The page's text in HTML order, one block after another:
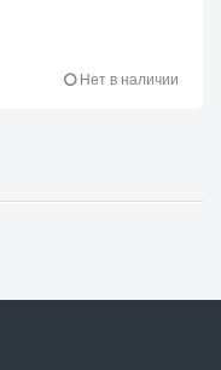
Нет в наличии